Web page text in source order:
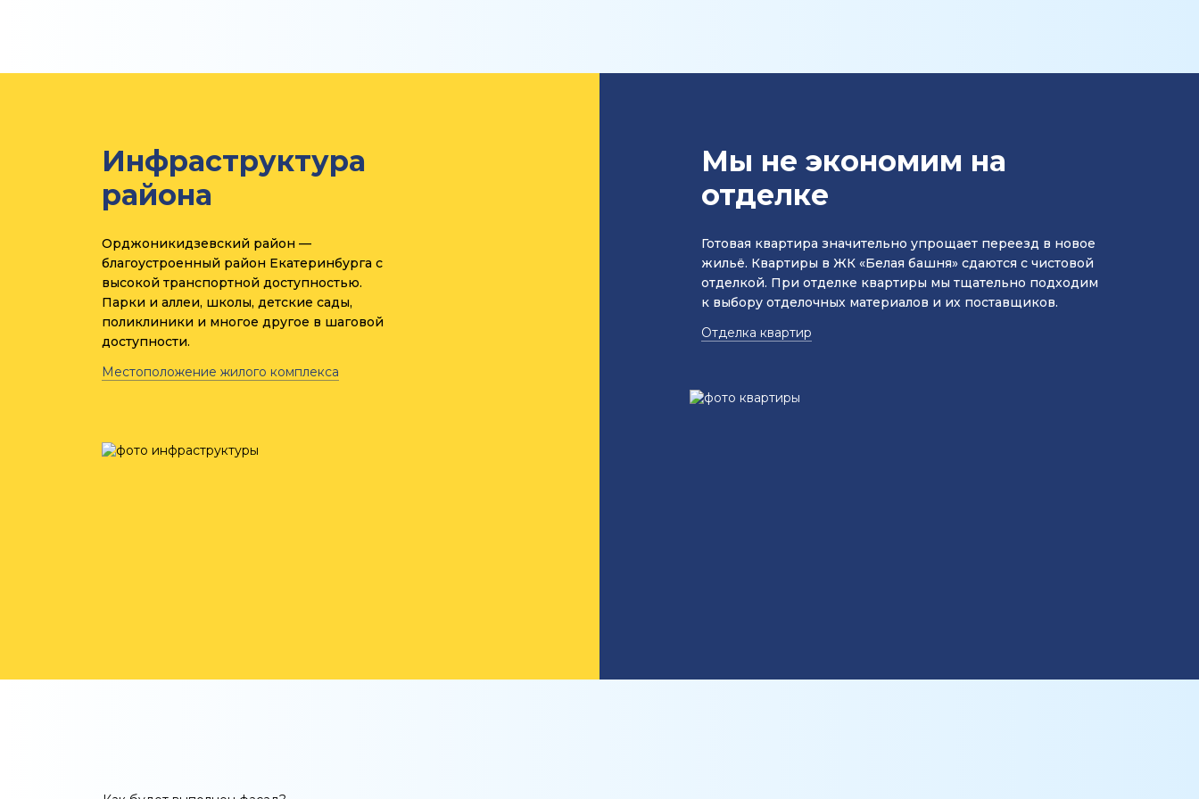
Инфраструктура
района
Орджоникидзевский район —
благоустроенный район Екатеринбурга с
высокой транспортной доступностью.
Парки и аллеи, школы, детские сады,
поликлиники и многое другое в шаговой
доступности.
Местоположение жилого комплекса
Мы не экономим на
отделке
Готовая квартира значительно упрощает переезд в новое
жильё. Квартиры в ЖК «Белая башня» сдаются с чистовой
отделкой. При отделке квартиры мы тщательно подходим
к выбору отделочных материалов и их поставщиков.
Отделка квартир